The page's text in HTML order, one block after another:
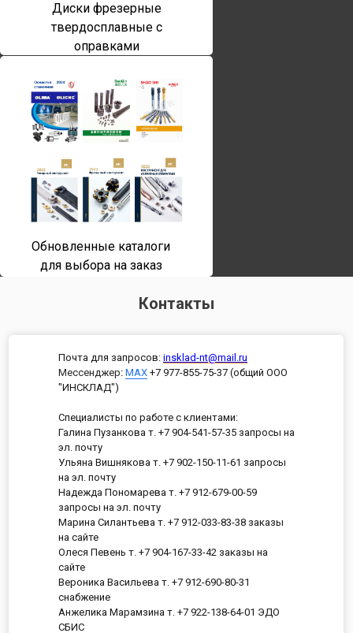
Диски фрезерные
твердосплавные с
оправками
Обновленные каталоги
для выбора на заказ
Контакты
Почта для запросов: insklad-nt@mail.ru
Мессенджер: MAX +7 977-855-75-37 (общий ООО
"ИНСКЛАД")
Специалисты по работе с клиентами:
Галина Пузанкова т. +7 904-541-57-35 запросы на
эл. почту
Ульяна Вишнякова т. +7 902-150-11-61 запросы
на эл. почту
Надежда Пономарева т. +7 912-679-00-59
запросы на эл. почту
Марина Силантьева т. +7 912-033-83-38 заказы
на сайте
Олеся Певень т. +7 904-167-33-42 заказы на
сайте
Вероника Васильева т. +7 912-690-80-31
снабжение
Анжелика Марамзина т. +7 922-138-64-01 ЭДО
СБИС